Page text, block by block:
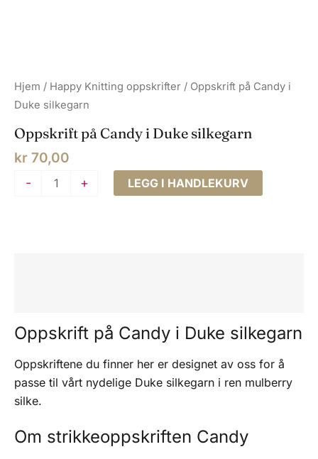
Hjem / Happy Knitting oppskrifter / Oppskrift på Candy i
Duke silkegarn
Oppskrift på Candy i Duke silkegarn
kr 70,00
-
Oppskrift
+ LEGG I HANDLEKURV
Oppskrift på Candy i Duke silkegarn
Oppskriftene du finner her er designet av oss for å
passe til vårt nydelige Duke silkegarn i ren mulberry
silke.
Om strikkeoppskriften Candy